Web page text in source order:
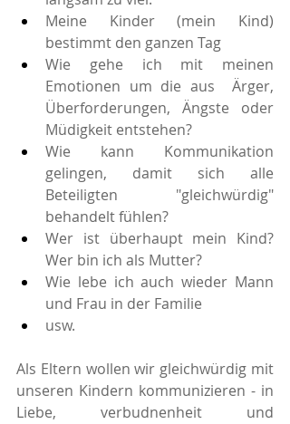
Meine Kinder (mein Kind)
bestimmt den ganzen Tag
Wie gehe ich mit meinen
Emotionen um die aus  Ärger,
Überforderungen, Ängste oder
Müdigkeit entstehen?
Wie kann Kommunikation
gelingen, damit sich alle
Beteiligten "gleichwürdig"
behandelt fühlen?
Wer ist überhaupt mein Kind?
Wer bin ich als Mutter?
Wie lebe ich auch wieder Mann
und Frau in der Familie
usw.
Als Eltern wollen wir gleichwürdig mit
unseren Kindern kommunizieren - in
Liebe, verbudnenheit und